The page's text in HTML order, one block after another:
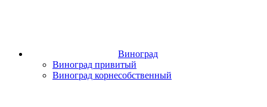
Виноград
Виноград привитый
Виноград корнесобственный